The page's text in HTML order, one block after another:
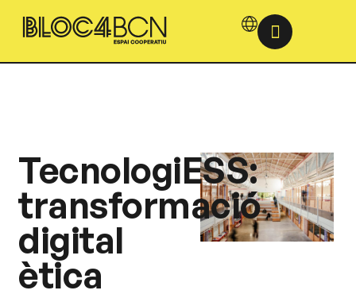
TecnologiESS:
transformació
digital
ètica